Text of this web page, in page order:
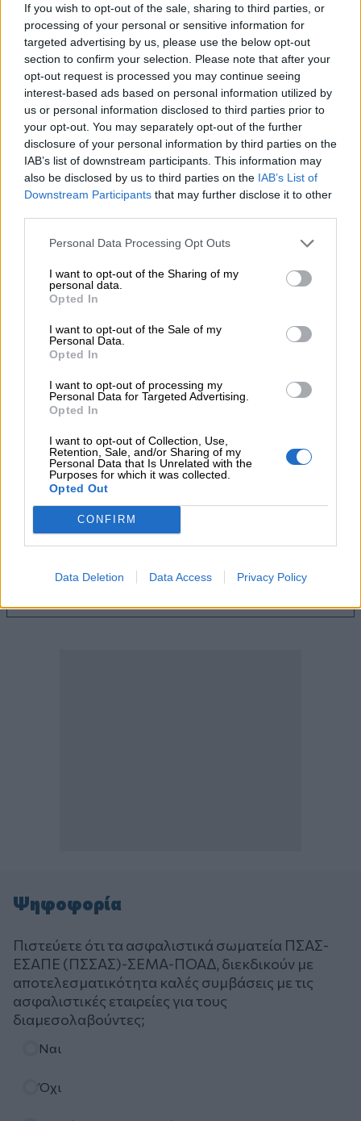
If you wish to opt-out of the sale, sharing to third parties, or
processing of your personal or sensitive information for
targeted advertising by us, please use the below opt-out
section to confirm your selection. Please note that after your
opt-out request is processed you may continue seeing
interest-based ads based on personal information utilized by
us or personal information disclosed to third parties prior to
your opt-out. You may separately opt-out of the further
disclosure of your personal information by third parties on the
IAB’s list of downstream participants. This information may
also be disclosed by us to third parties on the IAB’s List of
Downstream Participants that may further disclose it to other
Personal Data Processing Opt Outs
I want to opt-out of the Sharing of my
personal data.
Opted In
I want to opt-out of the Sale of my
Personal Data.
Opted In
I want to opt-out of processing my
Personal Data for Targeted Advertising.
Opted In
I want to opt-out of Collection, Use,
Retention, Sale, and/or Sharing of my
Personal Data that Is Unrelated with the
Purposes for which it was collected.
Opted Out
CONFIRM
Data Deletion Data Access Privacy Policy
05.08.2026 - 10:19
WWF: Περισσότερα από 180.000 στρέμματα καμένων
δασικών εκτάσεων στην Ελλάδα σε λίγες μόλις μέρες
05.08.2026 - 09:45
Η Ελλάδα που αντιστέκεται και επιμένει να μην ασφαλίζεται!
05.08.2026 - 09:20
Καλοκαιρινό ταξίδι: Οι 8 συμβουλές που αξίζει να δώσει κάθε
ασφαλιστής στους πελάτες του
05.08.2026 - 08:51
Το εκλογικό «καμπανάκι» της Goldman Sachs, η ισχυρή
πιστωτική επέκταση των ελληνικών τραπεζών, το «πάρτι»
στις αγορές, οι «κρυμμένες» αξίες της ΓΕΚ ΤΕΡΝΑ
05.08.2026 - 08:37
04.08.2026 - 15:33
ασφαλισμένους της από τις πυρκαγιές
Τράπεζα Κύπρου: Ενισχυμένες κατά 31% οι ασφαλιστικές
υπηρεσίες - Κέρδη €252 εκατ. (+7%) και ROTE 18.8% στο
εξάμηνο
04.08.2026 - 11:49
Σπύρος Γεωργαράς - «ΥΓΕΙΑ» / Ερευνητικό και Θεραπευτικό
Ινστιτούτο ΟΦΘΑΛΜΟΣ
Ψηφοφορία
Πιστεύετε ότι τα ασφαλιστικά σωματεία ΠΣΑΣ-
ΕΣΑΠΕ (ΠΣΣΑΣ)-ΣΕΜΑ-ΠΟΑΔ, διεκδικούν με
αποτελεσματικότητα καλές συμβάσεις με τις
ασφαλιστικές εταιρείες για τους
διαμεσολαβούντες;
Ναι
Όχι